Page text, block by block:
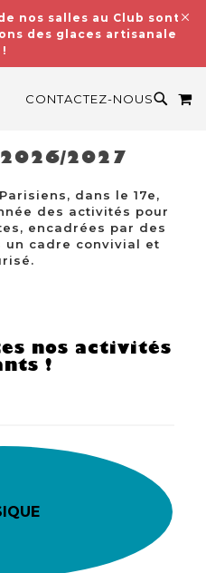
nos salles au Club sont
des glaces artisanales
!
CONTACTEZ-NOUS
2027
dans le 17e,
des activités pour
encadrées par des
un cadre convivial et
nos activités
!